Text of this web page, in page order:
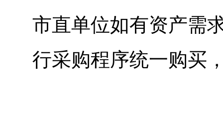
市直单位如有资产需
行采购程序统一购买